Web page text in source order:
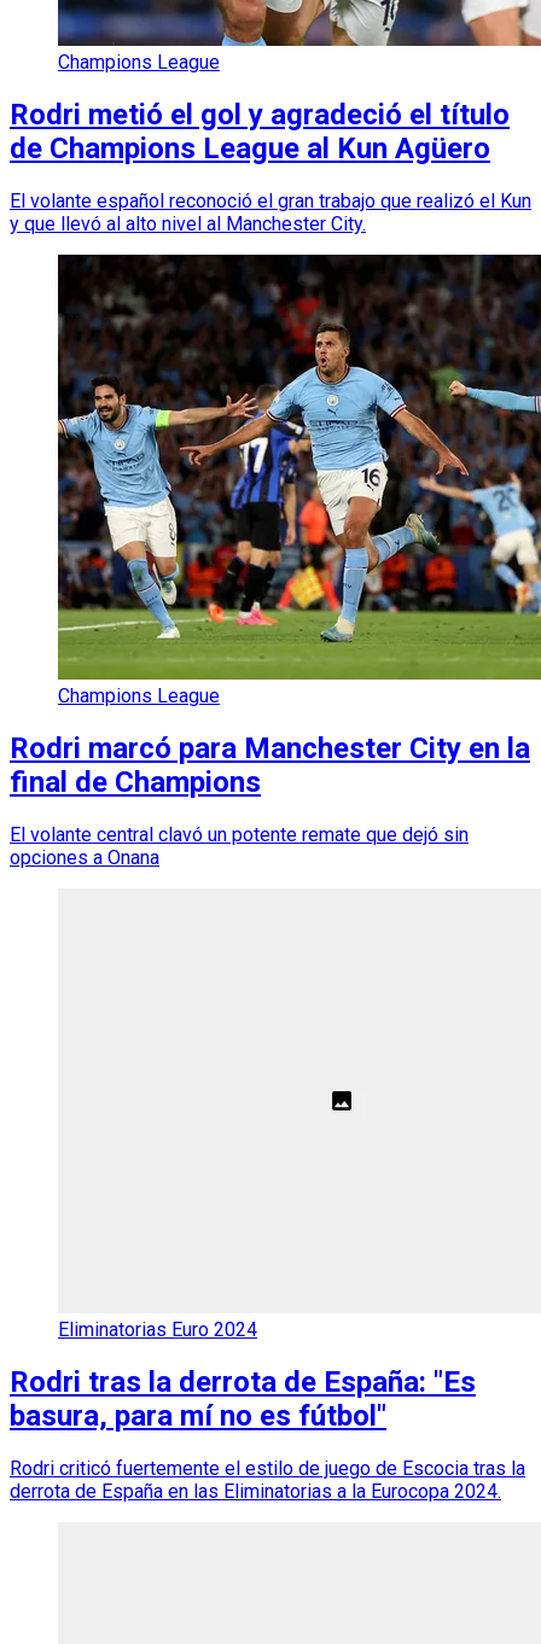
Champions League
Rodri metió el gol y agradeció el título
de Champions League al Kun Agüero
El volante español reconoció el gran trabajo que realizó el Kun
y que llevó al alto nivel al Manchester City.
Champions League
Rodri marcó para Manchester City en la
final de Champions
El volante central clavó un potente remate que dejó sin
opciones a Onana
Eliminatorias Euro 2024
Rodri tras la derrota de España: "Es
basura, para mí no es fútbol"
Rodri criticó fuertemente el estilo de juego de Escocia tras la
derrota de España en las Eliminatorias a la Eurocopa 2024.